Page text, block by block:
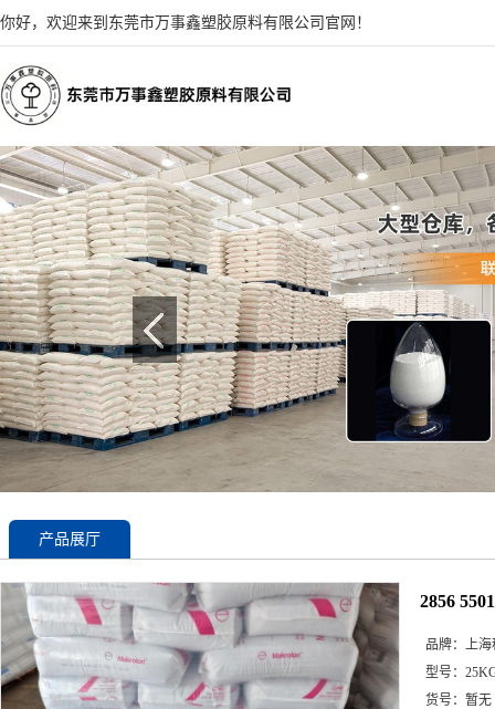
你好，欢迎来到东莞市万事鑫塑胶原料有限公司官网！
产品展厅
2856
品牌：
上
型号：
货号： 暂无